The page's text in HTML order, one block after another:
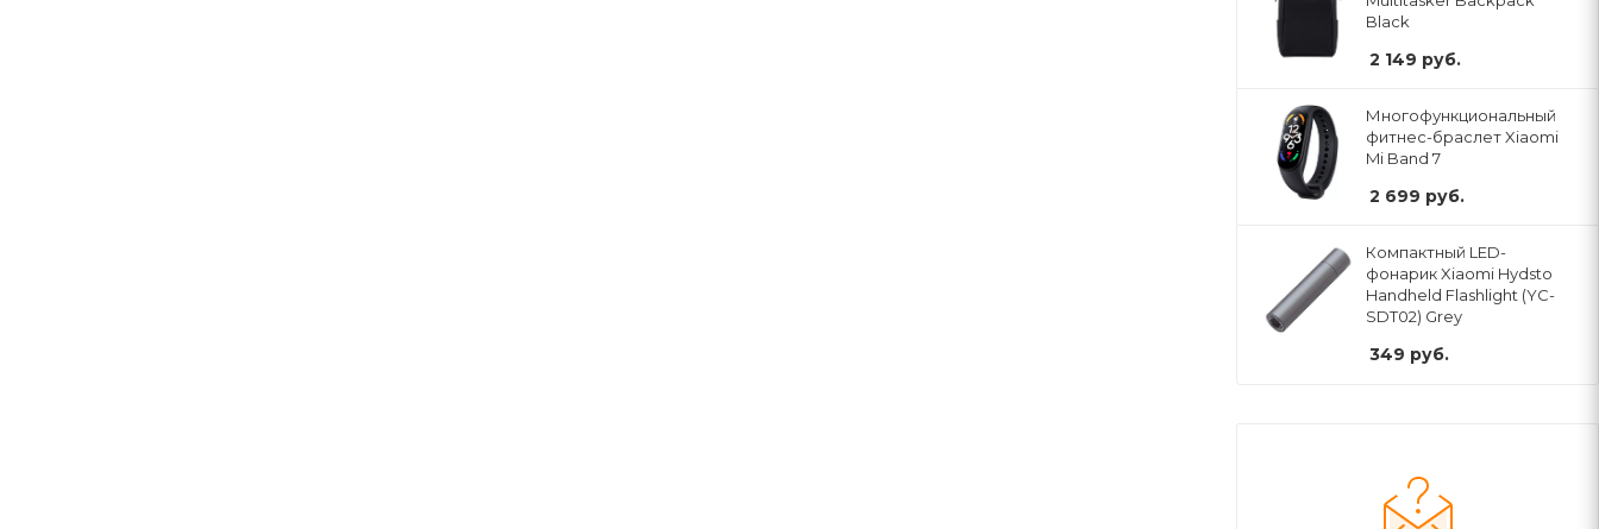
Black
2 149 руб.
Многофункциональный
фитнес-браслет Xiaomi
Mi Band 7
2 699 руб.
Компактный LED-
фонарик Xiaomi Hydsto
Handheld Flashlight (YC-
SDT02) Grey
349 руб.